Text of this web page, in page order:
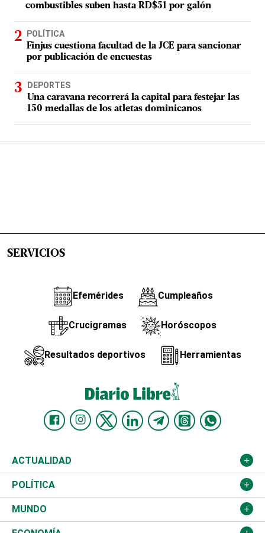
combustibles suben hasta RD$51 por galón
POLÍTICA
Finjus cuestiona facultad de la JCE para sancionar
por publicación de encuestas
DEPORTES
Una caravana recorrerá la capital para festejar las
150 medallas de los atletas dominicanos
SERVICIOS
Efemérides Cumpleaños
Crucigramas Horóscopos
Resultados deportivos Herramientas
ACTUALIDAD
Nacional
Ciudad
POLÍTICA
Partidos
MUNDO